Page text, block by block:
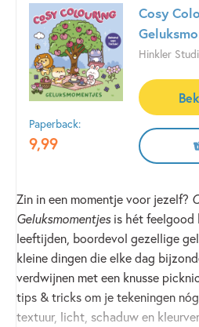
Paperback:
9,99
Cosy
Hinkler
Zin in een momentje voor jezelf?
Geluksmomentjesis hét feelgood
leeftijden, boordevol gezellige
kleine dingen die elke dag
verdwijnen met een knusse
tips & tricks om je tekeningen
textuur, licht, schaduw en